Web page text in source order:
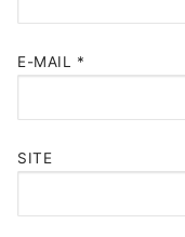
E-MAIL *
SITE